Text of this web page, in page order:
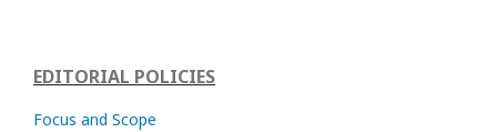
EDITORIAL POLICIES
Focus and Scope